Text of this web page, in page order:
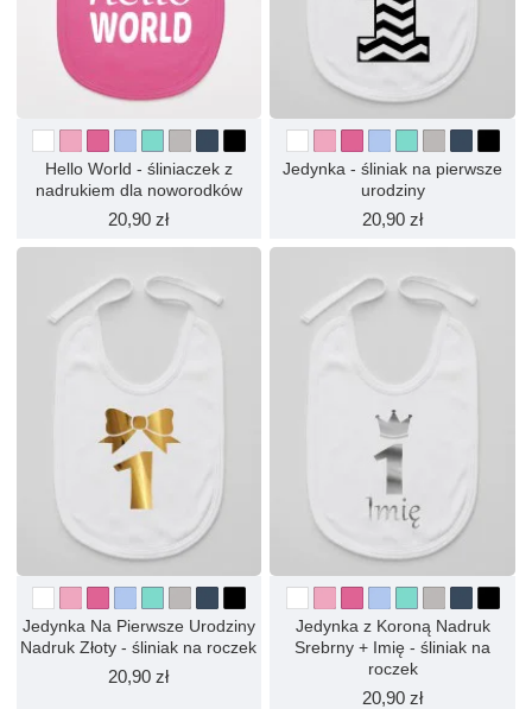
Hello World - śliniaczek z
nadrukiem dla noworodków
20,90 zł
Jedynka - śliniak na pierwsze
urodziny
20,90 zł
Jedynka Na Pierwsze Urodziny
Nadruk Złoty - śliniak na roczek
20,90 zł
Jedynka z Koroną Nadruk
Srebrny + Imię - śliniak na
roczek
20,90 zł